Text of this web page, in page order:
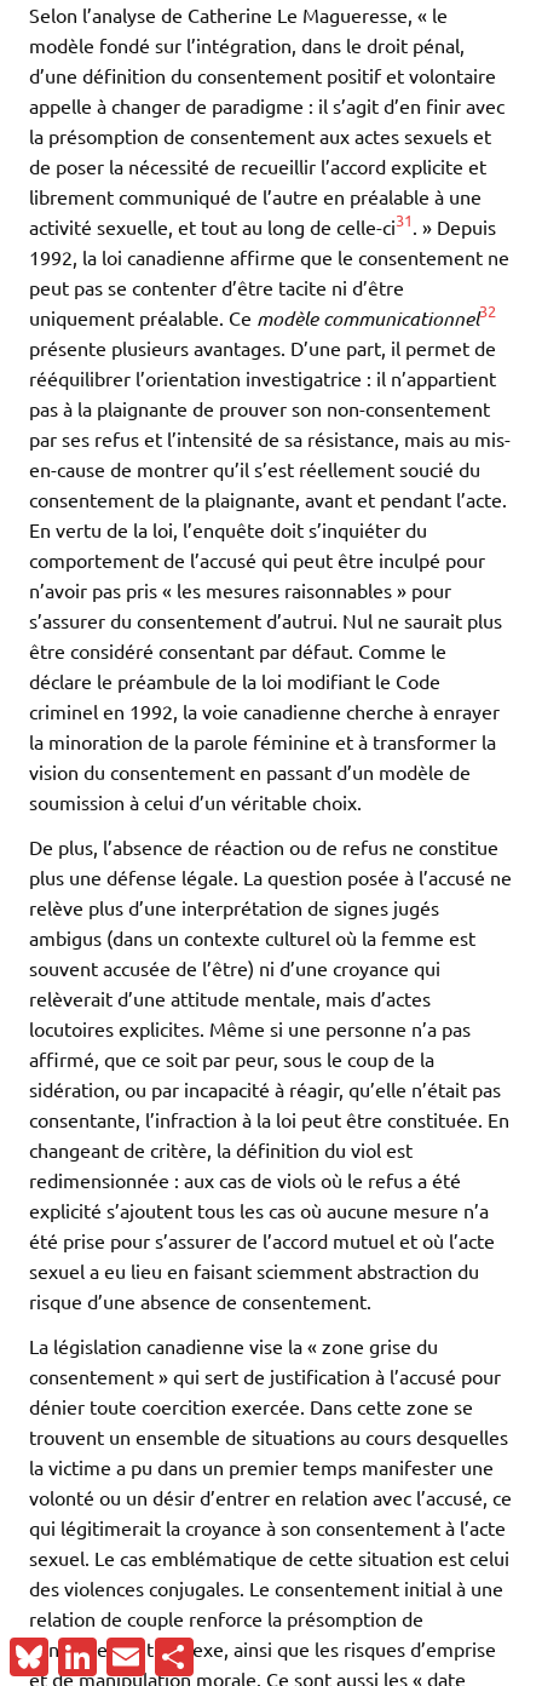
Selon l’analyse de Catherine Le Magueresse, « le
modèle fondé sur l’intégration, dans le droit pénal,
d’une définition du consentement positif et volontaire
appelle à changer de paradigme : il s’agit d’en finir avec
la présomption de consentement aux actes sexuels et
de poser la nécessité de recueillir l’accord explicite et
librement communiqué de l’autre en préalable à une
activité sexuelle, et tout au long de celle-ci31 . » Depuis
1992, la loi canadienne affirme que le consentement ne
peut pas se contenter d’être tacite ni d’être
uniquement préalable. Ce modèle communicationnel32
présente plusieurs avantages. D’une part, il permet de
rééquilibrer l’orientation investigatrice : il n’appartient
pas à la plaignante de prouver son non-consentement
par ses refus et l’intensité de sa résistance, mais au mis-
en-cause de montrer qu’il s’est réellement soucié du
consentement de la plaignante, avant et pendant l’acte.
En vertu de la loi, l’enquête doit s’inquiéter du
comportement de l’accusé qui peut être inculpé pour
n’avoir pas pris « les mesures raisonnables » pour
s’assurer du consentement d’autrui. Nul ne saurait plus
être considéré consentant par défaut. Comme le
déclare le préambule de la loi modifiant le Code
criminel en 1992, la voie canadienne cherche à enrayer
la minoration de la parole féminine et à transformer la
vision du consentement en passant d’un modèle de
soumission à celui d’un véritable choix.
De plus, l’absence de réaction ou de refus ne constitue
plus une défense légale. La question posée à l’accusé ne
relève plus d’une interprétation de signes jugés
ambigus (dans un contexte culturel où la femme est
souvent accusée de l’être) ni d’une croyance qui
relèverait d’une attitude mentale, mais d’actes
locutoires explicites. Même si une personne n’a pas
affirmé, que ce soit par peur, sous le coup de la
sidération, ou par incapacité à réagir, qu’elle n’était pas
consentante, l’infraction à la loi peut être constituée. En
changeant de critère, la définition du viol est
redimensionnée : aux cas de viols où le refus a été
explicité s’ajoutent tous les cas où aucune mesure n’a
été prise pour s’assurer de l’accord mutuel et où l’acte
sexuel a eu lieu en faisant sciemment abstraction du
risque d’une absence de consentement.
La législation canadienne vise la « zone grise du
consentement » qui sert de justification à l’accusé pour
dénier toute coercition exercée. Dans cette zone se
trouvent un ensemble de situations au cours desquelles
la victime a pu dans un premier temps manifester une
volonté ou un désir d’entrer en relation avec l’accusé, ce
qui légitimerait la croyance à son consentement à l’acte
sexuel. Le cas emblématique de cette situation est celui
des violences conjugales. Le consentement initial à une
relation de couple renforce la présomption de
consentement au sexe, ainsi que les risques d’emprise
et de manipulation morale. Ce sont aussi les « date
BlueskyLinkedIn
Email Partager